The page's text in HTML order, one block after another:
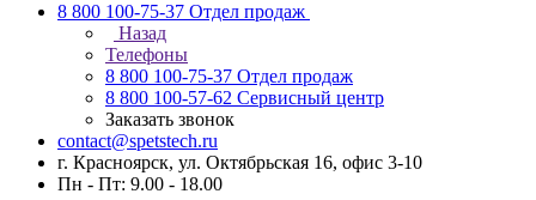
8 800 100-75-37 Отдел продаж
Назад
Телефоны
8 800 100-75-37 Отдел продаж
8 800 100-57-62 Сервисный центр
Заказать звонок
contact@spetstech.ru
г. Красноярск, ул. Октябрьская 16, офис 3-10
Пн - Пт: 9.00 - 18.00